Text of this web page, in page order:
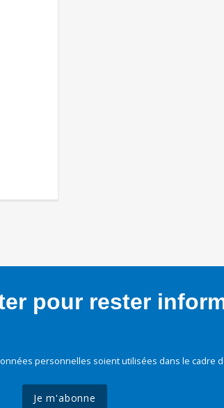
pour rester
personnelles soient utilisées dans le cadre
Je m'abonne